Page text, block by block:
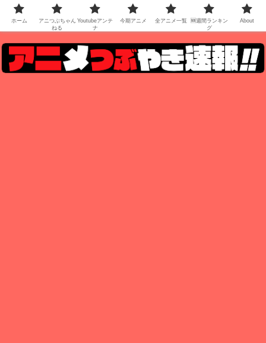
ホーム
アニつぶちゃん
ねる
Youtubeアンテ
ナ
今期アニメ 全アニメ一覧
🆕週間ランキン
グ
About